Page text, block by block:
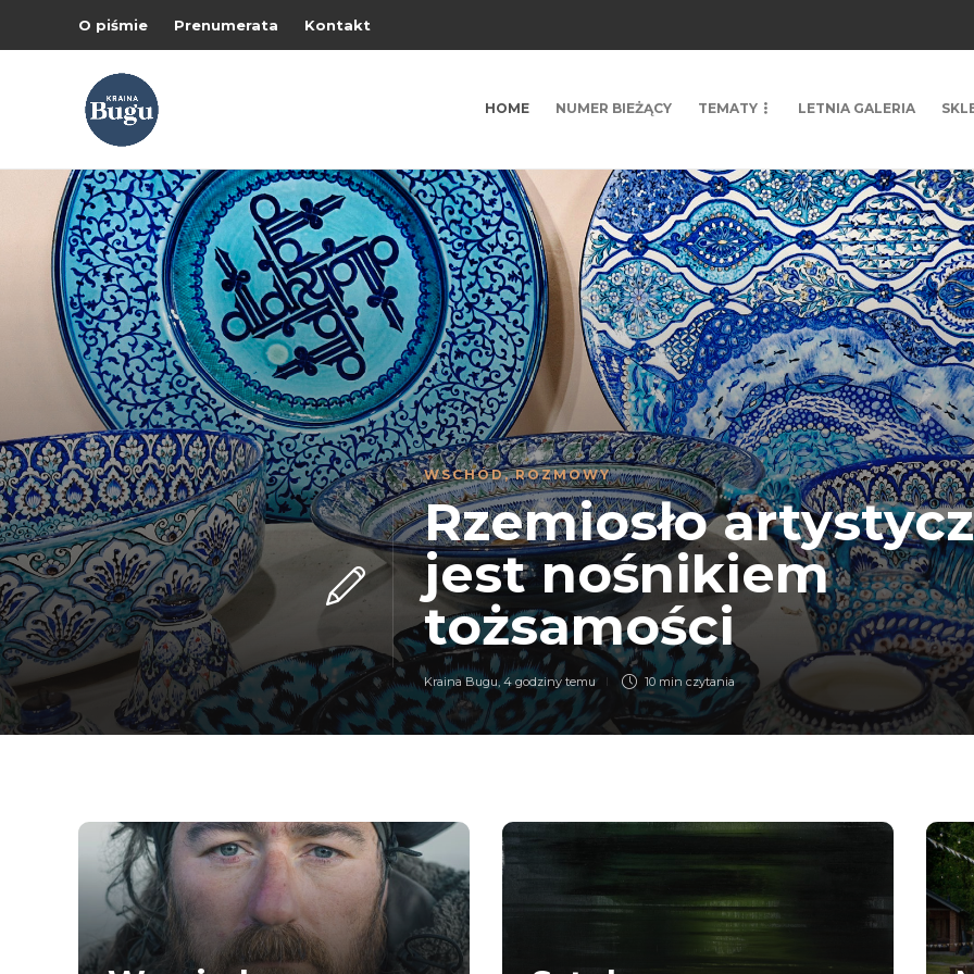
O piśmie Prenumerata Kontakt
HOME NUMER BIEŻĄCY TEMATY LETNIA GALERIA
WSCHÓD,ROZMOWY
Rzemiosło
jest nośnikiem
tożsamości
Kraina Bugu,4 godziny temu 10 min czytania